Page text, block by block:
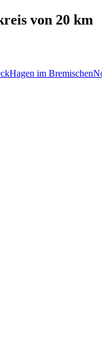
von 20 km
Hagen im Bremischen